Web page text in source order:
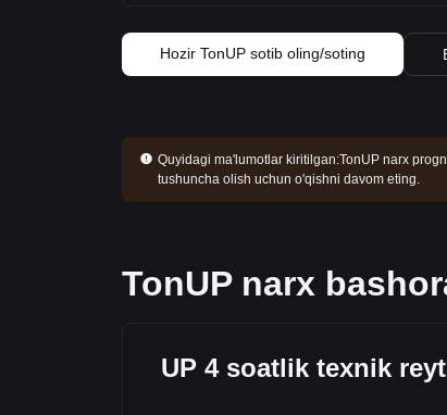
Hozir TonUP sotib oling/soting
Quyidagi ma'lumotlar kiritilgan:TonUP narx
tushuncha olish uchun o'qishni davom eting.
TonUP narx
UP 4 soatlik texnik